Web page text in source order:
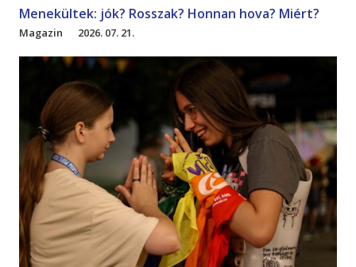
Menekültek: jók? Rosszak? Honnan hova? Miért?
Magazin 2026. 07. 21.